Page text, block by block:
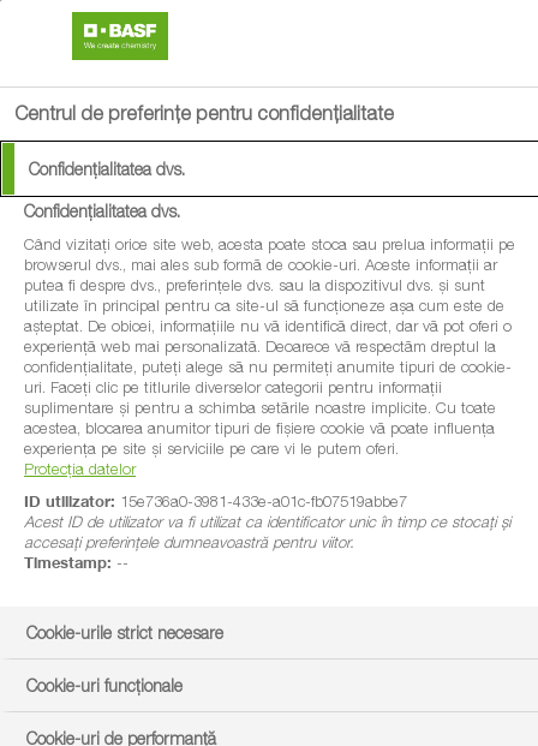
Centrul de preferințe pentru confidențialitate
Confidențialitatea dvs.
Confidențialitatea dvs.
Când vizitați orice site web, acesta poate stoca sau prelua informații pe
browserul dvs., mai ales sub formă de cookie-uri. Aceste informații ar
putea fi despre dvs., preferințele dvs. sau la dispozitivul dvs. și sunt
utilizate în principal pentru ca site-ul să funcționeze așa cum este de
așteptat. De obicei, informațiile nu vă identifică direct, dar vă pot oferi o
experiență web mai personalizată. Deoarece vă respectăm dreptul la
confidențialitate, puteți alege să nu permiteți anumite tipuri de cookie-
uri. Faceți clic pe titlurile diverselor categorii pentru informații
suplimentare și pentru a schimba setările noastre implicite. Cu toate
acestea, blocarea anumitor tipuri de fișiere cookie vă poate influența
experiența pe site și serviciile pe care vi le putem oferi.
Protecția datelor
ID utilizator: 15e736a0-3981-433e-a01c-fb07519abbe7
Acest ID de utilizator va fi utilizat ca identificator unic în timp ce stocați și
accesați preferințele dumneavoastră pentru viitor.
Timestamp: --
Cookie-urile strict necesare
Cookie-uri funcționale
Cookie-uri de performanță